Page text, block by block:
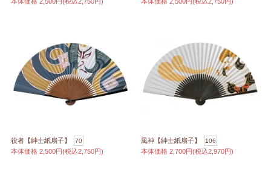
役者【紳士紙扇子】 70
本体価格 2,500円(税込2,750円)
風神【紳士紙扇子】 106
本体価格 2,700円(税込2,970円)